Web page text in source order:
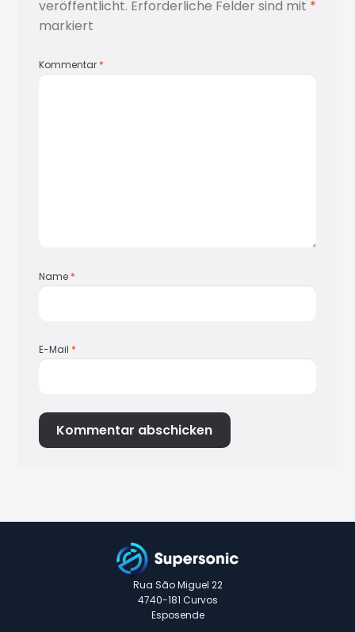
veröffentlicht. Erforderliche Felder sind mit *
markiert
Kommentar *
Name *
E-Mail *
Rua São Miguel 22
4740-181 Curvos
Esposende